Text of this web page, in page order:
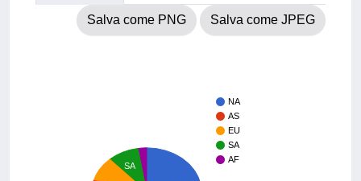
Salva come PNG Salva come JPEG
NA
AS
EU
SA
AF
SA